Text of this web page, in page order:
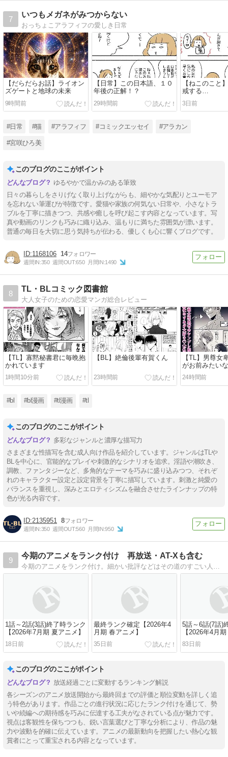
7
いつもメガネがみつからない
おっちょこアラフィフの愛しき日常
【だらだらお話】ライオン
ズゲートと地球の未来
9時間前
【日常】この日本語、１０
年後の正解！？
29時間前
【ねこのこと
戒する…
3日前
#日常 #猫 #アラフィフ #コミックエッセイ #アラカン
#宮咲ひろ美
このブログのここがポイント
ゆるやかで温かみのある筆致
日々の暮らしをさりげなく取り上げながらも、細やかな気配りとユーモア
を忘れない筆運びが特徴です。愛猫や家族の何気ない日常や、小さなトラ
ブルを丁寧に描きつつ、共感や癒しを呼び起こす内容となっています。写
真や動画のリンクも巧みに織り込み、温もりに満ちた雰囲気が漂います。
普通の毎日を大切に思う気持ちが伝わる、優しくも心に響くブログです。
1168106 14
週間IN:350 週間OUT:650 月間IN:1490
8
TL・BLコミック図書館
大人女子のための恋愛マンガ総合レビュー
【TL】寡黙秘書君に毎晩抱
かれています
1時間10分前
【BL】絶倫後輩有賀くん
23時間前
【TL】男尊女
がお前みたい
になるワケな
ります)～ヤン
激重執着～【
24時間前
#bl #bl漫画 #tl漫画 #tl
このブログのここがポイント
多彩なジャンルと濃厚な描写力
さまざまな性描写を含む成人向け作品を紹介しています。ジャンルはTLや
BLを中心に、官能的なプレイや刺激的なシナリオを追求。淫語や潮吹き、
調教、ファンタジーなど、多角的なテーマを巧みに盛り込みつつ、それぞ
れのキャラクター設定と設定背景を丁寧に描写しています。刺激と純愛の
バランスを重視し、深みとエロティシズムを融合させたラインナップの特
色が光る内容です。
2135951 8
週間IN:350 週間OUT:560 月間IN:950
9
今期のアニメをランク付け 再放送・AT-Xも含む
1話～2話(3話)終了時ランク
【2026年7月期 夏アニメ】
18日前
最終ランク確定【2026年4
月期 春アニメ】
35日前
5話～6話(7話)
【2026年4月
83日前
このブログのここがポイント
放送経過ごとに変動するランキング解説
各シーズンのアニメ放送開始から最終回までの評価と順位変動を詳しく追
う特色があります。作品ごとの進行状況に応じたランク付けを通じて、勢
いや続編への期待感を巧みに伝達する工夫がなされている点が魅力です。
視点は客観性を保ちつつも、鋭い言葉選びと丁寧な分析により、作品の魅
力や波動を的確に伝えています。アニメの最新動向を把握したい熱心な観
賞者にとって重宝される内容となっています。